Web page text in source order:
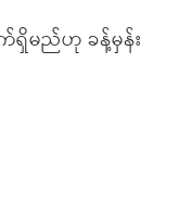
ရှိမည်ဟု ခန့်မှန်း